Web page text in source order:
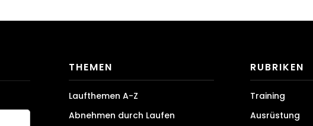
THEMEN
Laufthemen A-Z
Abnehmen durch Laufen
RUBRIKEN
Training
Ausrüstung